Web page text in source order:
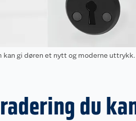
gi døren et nytt og moderne
du